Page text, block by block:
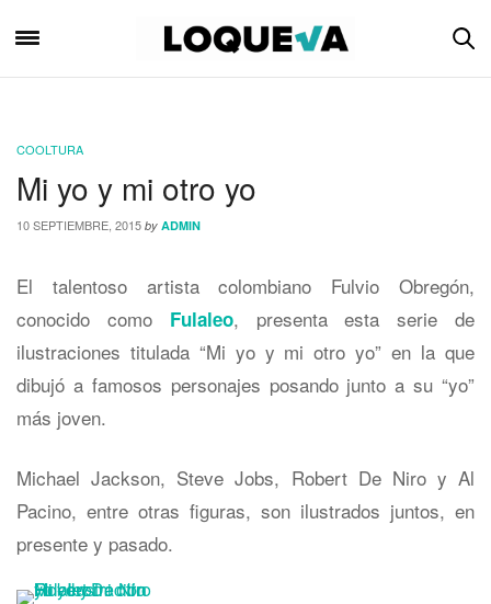
COOLTURA
Mi yo y mi otro yo
10 SEPTIEMBRE, 2015 by ADMIN
El talentoso artista colombiano Fulvio Obregón,
conocido como Fulaleo, presenta esta serie de
ilustraciones titulada “Mi yo y mi otro yo” en la que
dibujó a famosos personajes posando junto a su “yo”
más joven.
Michael Jackson, Steve Jobs, Robert De Niro y Al
Pacino, entre otras figuras, son ilustrados juntos, en
presente y pasado.